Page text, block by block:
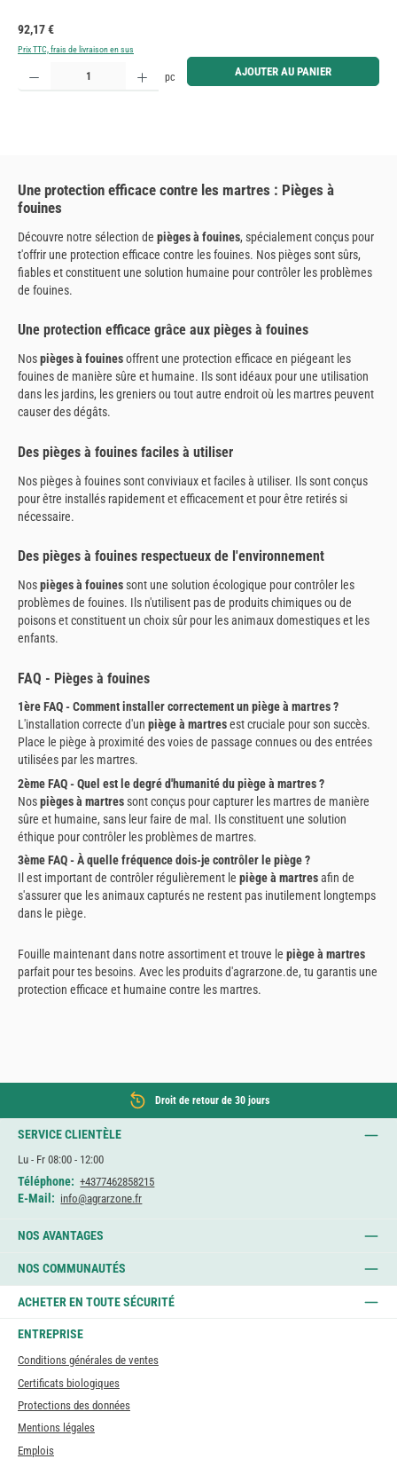
Prix régulier :
92,17 €
Prix TTC, frais de livraison en sus
Quantité de produit : Entrez la quantité souhaitée ou utilisez les boutons pour augmenter ou
pc AJOUTER AU PANIER
Une protection efficace contre les martres : Pièges à
fouines
Découvre notre sélection de pièges à fouines, spécialement conçus pour
t'offrir une protection efficace contre les fouines. Nos pièges sont sûrs,
fiables et constituent une solution humaine pour contrôler les problèmes
de fouines.
Une protection efficace grâce aux pièges à fouines
Nospièges à fouinesoffrent une protection efficace en piégeant les
fouines de manière sûre et humaine. Ils sont idéaux pour une utilisation
dans les jardins, les greniers ou tout autre endroit où les martres peuvent
causer des dégâts.
Des pièges à fouines faciles à utiliser
Nos pièges à fouines sont conviviaux et faciles à utiliser. Ils sont conçus
pour être installés rapidement et efficacement et pour être retirés si
nécessaire.
Des pièges à fouines respectueux de l'environnement
Nospièges à fouinessont une solution écologique pour contrôler les
problèmes de fouines. Ils n'utilisent pas de produits chimiques ou de
poisons et constituent un choix sûr pour les animaux domestiques et les
enfants.
FAQ - Pièges à fouines
1ère FAQ - Comment installer correctement un piège à martres ?
L'installation correcte d'un piège à martresest cruciale pour son succès.
Place le piège à proximité des voies de passage connues ou des entrées
utilisées par les martres.
2ème FAQ - Quel est le degré d'humanité du piège à martres ?
Nospièges à martressont conçus pour capturer les martres de manière
sûre et humaine, sans leur faire de mal. Ils constituent une solution
éthique pour contrôler les problèmes de martres.
3ème FAQ - À quelle fréquence dois-je contrôler le piège ?
Il est important de contrôler régulièrement le piège à martresafin de
s'assurer que les animaux capturés ne restent pas inutilement longtemps
dans le piège.
Fouille maintenant dans notre assortiment et trouve le piège à martres
parfait pour tes besoins. Avec les produits d'agrarzone.de, tu garantis une
protection efficace et humaine contre les martres.
Droit de retour de 30 jours
SERVICE CLIENTÈLE
Lu - Fr 08:00 - 12:00
Téléphone: +4377462858215
E-Mail: info@agrarzone.fr
NOS AVANTAGES
NOS COMMUNAUTÉS
ACHETER EN TOUTE SÉCURITÉ
ENTREPRISE
Conditions générales de ventes
Certificats biologiques
Protections des données
Mentions légales
Emplois